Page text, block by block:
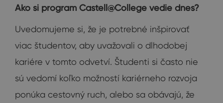
Ako si program Castell@College vedie dnes?
Uvedomujeme si, že je potrebné inšpirovať
viac študentov, aby uvažovali o dlhodobej
kariére v tomto odvetví. Študenti si často nie
sú vedomí koľko možností kariérneho rozvoja
ponúka cestovný ruch, alebo sa obávajú, že